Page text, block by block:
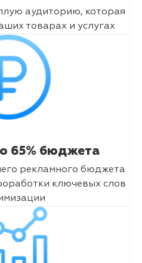
аудиторию, которая
товарах и услугах
65% бюджета
рекламного бюджета
ключевых слов